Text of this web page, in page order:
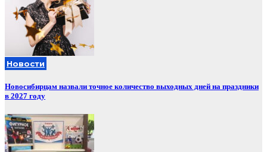
Новости
Новосибирцам назвали точное количество выходных дней на праздники
в 2027 году